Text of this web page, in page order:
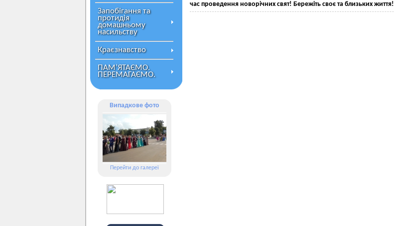
Запобігання та
протидія
домашньому
насильству
Краєзнавство
ПАМ’ЯТАЄМО.
ПЕРЕМАГАЄМО.
Випадкове фото
Перейти до галереї
час проведення новорічних свят! Бережіть своє та близьких життя!